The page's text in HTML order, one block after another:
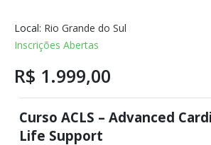
Local: Rio Grande do Sul
Inscrições Abertas
R$ 1.999,00
Curso ACLS – Advanced
Life Support